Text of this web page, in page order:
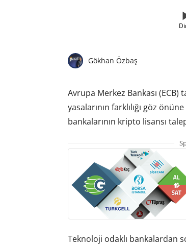
Gökhan Özbaş
Avrupa Merkez Bankası
yasalarının farklılığı göz
bankalarının kripto lisansı
Teknoloji odaklı bankalardan